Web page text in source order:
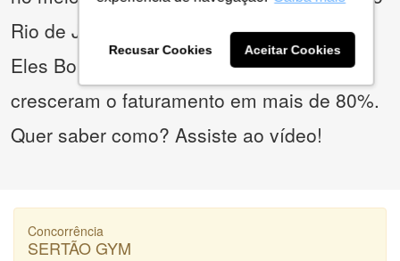
Recusar Cookies Aceitar Cookies
Rio de Janeiro.
Eles Bolaram uma estratégia incrível e
cresceram o faturamento em mais de 80%.
Quer saber como? Assiste ao vídeo!
Concorrência
SERTÃO GYM